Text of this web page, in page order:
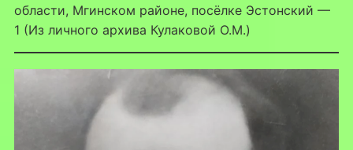
области, Мгинском районе, посёлке Эстонский —
1 (Из личного архива Кулаковой О.М.)